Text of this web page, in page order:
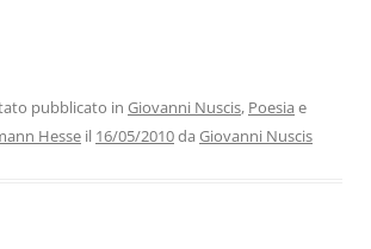
dI
n
A
p
a
m
vi
di
pubblicato in Giovanni Nuscis, Poesia e
Hesse il 16/05/2010da Giovanni Nuscis